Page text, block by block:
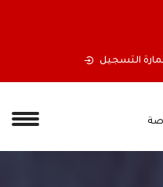
التسجيل